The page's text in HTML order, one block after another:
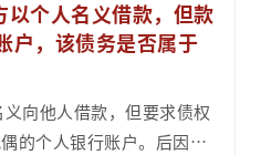
以个人名义借款，但款
户，该债务是否属于
向他人借款，但要求债权
的个人银行账户。后因未